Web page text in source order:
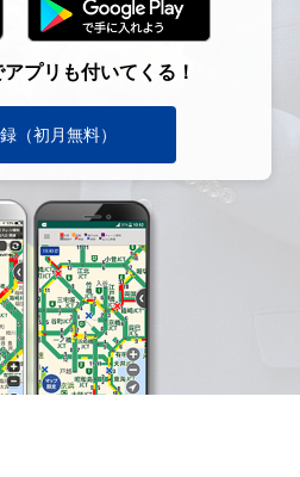
プリも付いてくる！
（初月無料）